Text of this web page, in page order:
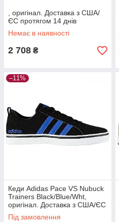
, оригінал. Доставка з США/
ЄС протягом 14 днів
Немає в наявності
2 708 ₴
–11%
Кеди Adidas Pace VS Nubuck
Trainers Black/Blue/Wht,
оригінал. Доставка з США/ЄС
протягом 14 днів
Під замовлення